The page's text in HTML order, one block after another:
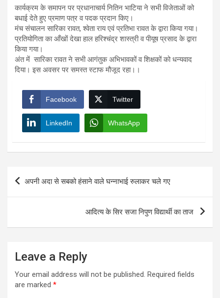
कार्यक्रम के समापन पर प्रधानाचार्य नितिन भाटिया ने सभी विजेताओं को
बधाई देते हुए प्रमाण पत्र व पदक प्रदान किए।
मंच संचालन सारिका रावत, श्वेता राय एवं प्रतिभा रावत के द्वारा किया गया।
प्रतियोगिता का आँखों देखा हाल हरिश्चंद्र शास्त्री व पीयूष प्रसाद के द्वारा
किया गया।
अंत में सारिका रावत ने सभी आगंतुक अभिभावकों व शिक्षकों को धन्यवाद
दिया। इस अवसर पर समस्त स्टाफ मौजूद रहा।।
Facebook Twitter
LinkedIn WhatsApp
Post
अपनी अदा से सबको हंसाने वाले घन्नाभाई रुलाकर चले गए
आदित्य के सिर सजा निपुण विद्यार्थी का ताज
Leave a Reply
Your email address will not be published. Required fields
are marked *